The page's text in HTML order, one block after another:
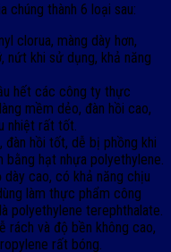
chúng thành 6 loại sau:
clorua, màng dày hơn,
nứt khi sử dụng, khả năng
hết các công ty thực
mềm dẻo, đàn hồi cao,
nhiệt rất tốt.
đàn hồi tốt, dễ bị phồng khi
hạt nhựa polyethylene.
cao, có khả năng chịu
làm thực phẩm công
polyethylene terephthalate.
rách và độ bền không cao,
rất bóng.